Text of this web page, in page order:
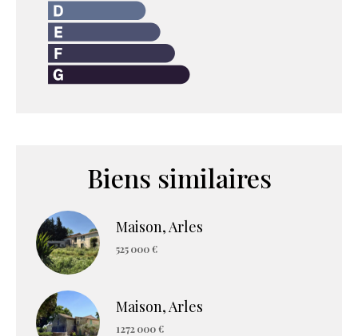
Biens similaires
Maison, Arles
525 000 €
Maison, Arles
1 272 000 €